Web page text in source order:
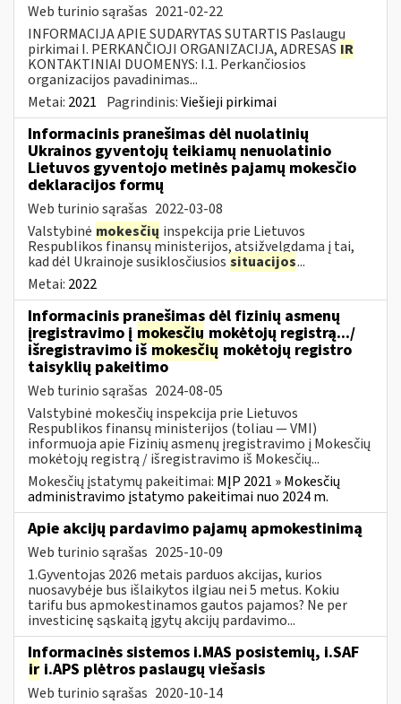
Web turinio sąrašas 2021-02-22
INFORMACIJA APIE SUDARYTAS SUTARTIS Paslaugų
pirkimai I. PERKANČIOJI ORGANIZACIJA, ADRESAS IR
KONTAKTINIAI DUOMENYS: I.1. Perkančiosios
organizacijos pavadinimas...
Metai: 2021 Pagrindinis:Viešieji pirkimai
Informacinis pranešimas dėl nuolatinių
Ukrainos gyventojų teikiamų nenuolatinio
Lietuvos gyventojo metinės pajamų mokesčio
deklaracijos formų
Web turinio sąrašas 2022-03-08
Valstybinė mokesčių inspekcija prie Lietuvos
Respublikos finansų ministerijos, atsižvelgdama į tai,
kad dėl Ukrainoje susiklosčiusios situacijos...
Metai: 2022
Informacinis pranešimas dėl fizinių asmenų
įregistravimo į mokesčių mokėtojų registrą.../
išregistravimo išmokesčių mokėtojų registro
taisyklių pakeitimo
Web turinio sąrašas 2024-08-05
Valstybinė mokesčių inspekcija prie Lietuvos
Respublikos finansų ministerijos (toliau — VMI)
informuoja apie Fizinių asmenų įregistravimo į Mokesčių
mokėtojų registrą / išregistravimo iš Mokesčių...
Mokesčių įstatymų pakeitimai: MĮP 2021 » Mokesčių
administravimo įstatymo pakeitimai nuo 2024 m.
Apie akcijų pardavimo pajamų apmokestinimą
Web turinio sąrašas 2025-10-09
1.Gyventojas 2026 metais parduos akcijas, kurios
nuosavybėje bus išlaikytos ilgiau nei 5 metus. Kokiu
tarifu bus apmokestinamos gautos pajamos? Ne per
investicinę sąskaitą įgytų akcijų pardavimo...
Informacinės sistemos i.MAS posistemių, i.SAF
ir i.APS plėtros paslaugų viešasis
Web turinio sąrašas 2020-10-14